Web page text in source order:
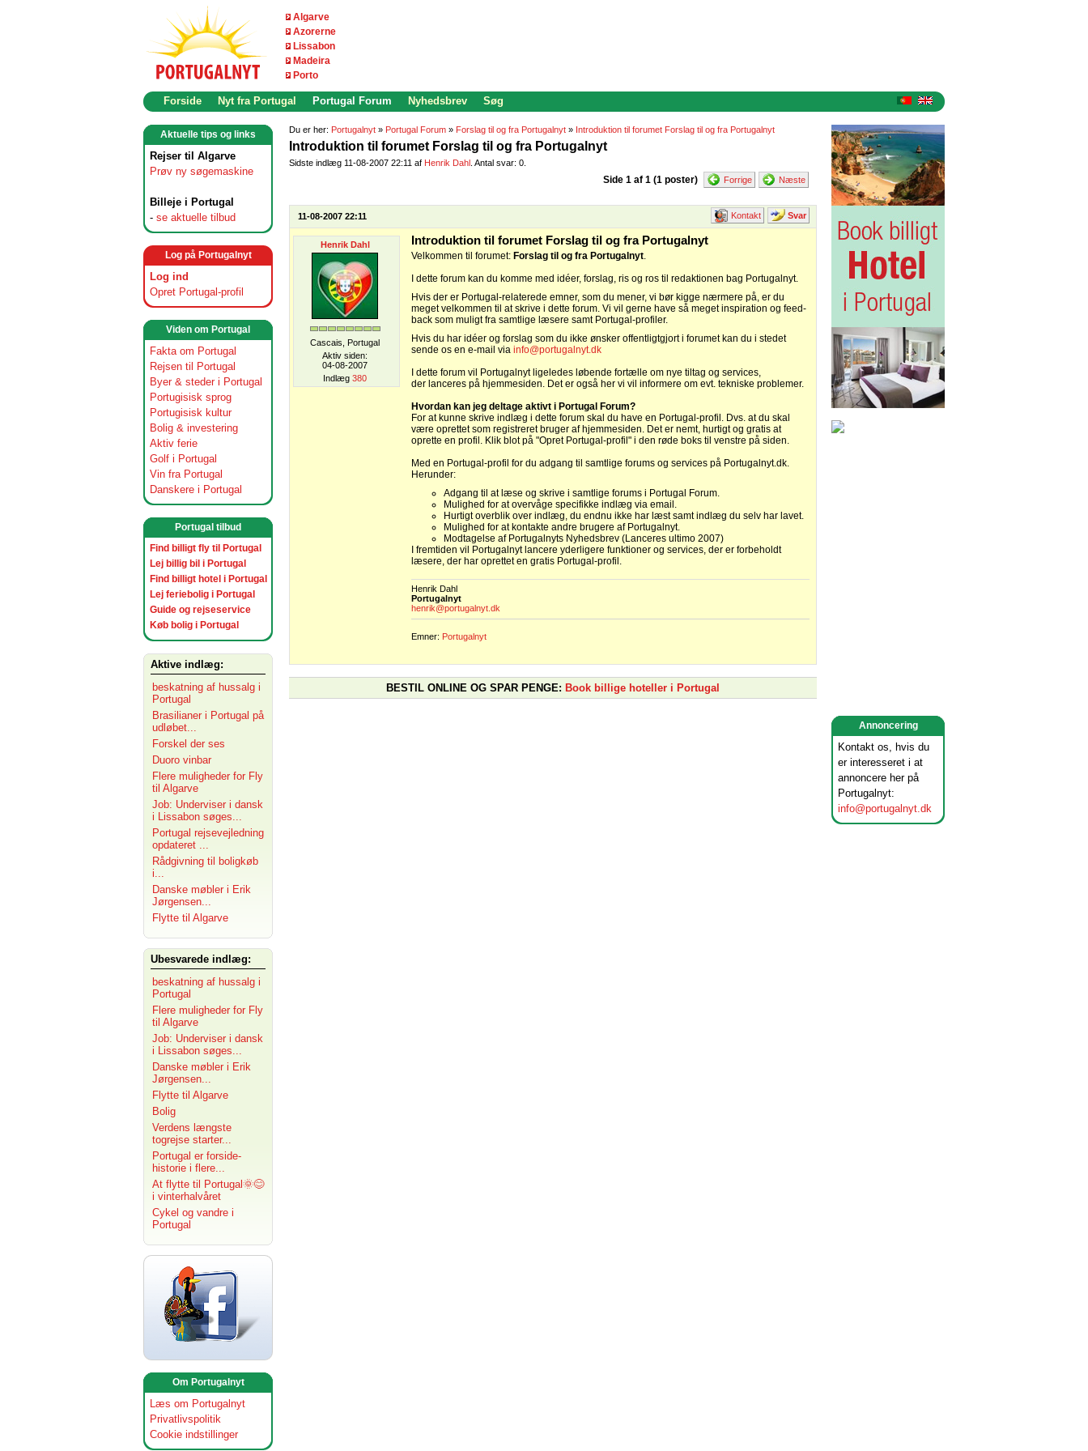
Algarve
Azorerne
Lissabon
Madeira
Porto
Forside Nyt fra Portugal Portugal Forum Nyhedsbrev Søg
Annoncering
Kontakt os, hvis du
er interesseret i at
annoncere her på
Portugalnyt:
info@portugalnyt.dk
Aktuelle tips og links
Rejser til Algarve
Prøv ny søgemaskine
Billeje i Portugal
- se aktuelle tilbud
Log på Portugalnyt
Log ind
Opret Portugal-profil
Viden om Portugal
Fakta om Portugal
Rejsen til Portugal
Byer & steder i Portugal
Portugisisk sprog
Portugisisk kultur
Bolig & investering
Aktiv ferie
Golf i Portugal
Vin fra Portugal
Danskere i Portugal
Portugal tilbud
Find billigt fly til Portugal
Lej billig bil i Portugal
Find billigt hotel i Portugal
Lej feriebolig i Portugal
Guide og rejseservice
Køb bolig i Portugal
Aktive indlæg:
beskatning af hussalg i
Portugal
Brasilianer i Portugal på
udløbet...
Forskel der ses
Duoro vinbar
Flere muligheder for Fly
til Algarve
Job: Underviser i dansk
i Lissabon søges...
Portugal rejsevejledning
opdateret ...
Rådgivning til boligkøb
i...
Danske møbler i Erik
Jørgensen...
Flytte til Algarve
Ubesvarede indlæg:
beskatning af hussalg i
Portugal
Flere muligheder for Fly
til Algarve
Job: Underviser i dansk
i Lissabon søges...
Danske møbler i Erik
Jørgensen...
Flytte til Algarve
Bolig
Verdens længste
togrejse starter...
Portugal er forside-
historie i flere...
At flytte til Portugal🌞😊
i vinterhalvåret
Cykel og vandre i
Portugal
Om Portugalnyt
Læs om Portugalnyt
Privatlivspolitik
Cookie indstillinger
Du er her: Portugalnyt » Portugal Forum » Forslag til og fra Portugalnyt » Introduktion til forumet Forslag til og fra Portugalnyt
Introduktion til forumet Forslag til og fra Portugalnyt
Sidste indlæg 11-08-2007 22:11 af Henrik Dahl . Antal svar: 0.
Side 1 af 1 (1 poster) Forrige Næste
11-08-2007 22:11 Kontakt Svar
Henrik Dahl
Cascais, Portugal
Aktiv siden:
04-08-2007
Indlæg 380
Introduktion til forumet Forslag til og fra Portugalnyt
Velkommen til forumet: Forslag til og fra Portugalnyt.
I dette forum kan du komme med idéer, forslag, ris og ros til redaktionen bag Portugalnyt.
Hvis der er Portugal-relaterede emner, som du mener, vi bør kigge nærmere på, er du
meget velkommen til at skrive i dette forum. Vi vil gerne have så meget inspiration og feed-
back som muligt fra samtlige læsere samt Portugal-profiler.
Hvis du har idéer og forslag som du ikke ønsker offentligtgjort i forumet kan du i stedet
sende os en e-mail via info@portugalnyt.dk
I dette forum vil Portugalnyt ligeledes løbende fortælle om nye tiltag og services,
der lanceres på hjemmesiden. Det er også her vi vil informere om evt. tekniske problemer.
Hvordan kan jeg deltage aktivt i Portugal Forum?
For at kunne skrive indlæg i dette forum skal du have en Portugal-profil. Dvs. at du skal
være oprettet som registreret bruger af hjemmesiden. Det er nemt, hurtigt og gratis at
oprette en profil. Klik blot på "Opret Portugal-profil" i den røde boks til venstre på siden.
Med en Portugal-profil for du adgang til samtlige forums og services på Portugalnyt.dk.
Herunder:
Adgang til at læse og skrive i samtlige forums i Portugal Forum.
Mulighed for at overvåge specifikke indlæg via email.
Hurtigt overblik over indlæg, du endnu ikke har læst samt indlæg du selv har lavet.
Mulighed for at kontakte andre brugere af Portugalnyt.
Modtagelse af Portugalnyts Nyhedsbrev (Lanceres ultimo 2007)
I fremtiden vil Portugalnyt lancere yderligere funktioner og services, der er forbeholdt
læsere, der har oprettet en gratis Portugal-profil.
Henrik Dahl
Portugalnyt
henrik@portugalnyt.dk
Emner: Portugalnyt
BESTIL ONLINE OG SPAR PENGE: Book billige hoteller i Portugal